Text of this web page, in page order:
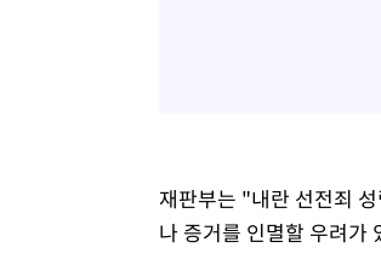
재판부는 "내란 선전죄
나 증거를 인멸할 우려가